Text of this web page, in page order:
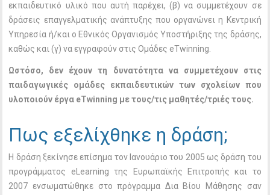
εκπαιδευτικό υλικό που αυτή παρέχει, (β) να συμμετέχουν σε
δράσεις επαγγελματικής ανάπτυξης που οργανώνει η Κεντρική
Υπηρεσία ή/και ο Εθνικός Οργανισμός Υποστήριξης της δράσης,
καθώς και (γ) να εγγραφούν στις Ομάδες eTwinning.
Ωστόσο, δεν έχουν τη δυνατότητα να συμμετέχουν στις
παιδαγωγικές ομάδες εκπαιδευτικών των σχολείων που
υλοποιούν έργα eTwinning με τους/τις μαθητές/τριές τους.
Πως εξελίχθηκε η δράση;
Η δράση ξεκίνησε επίσημα τον Ιανουάριο του 2005 ως δράση του
προγράμματος eLearning της Ευρωπαϊκής Επιτροπής και το
2007 ενσωματώθηκε στο πρόγραμμα Δια Βίου Μάθησης σαν